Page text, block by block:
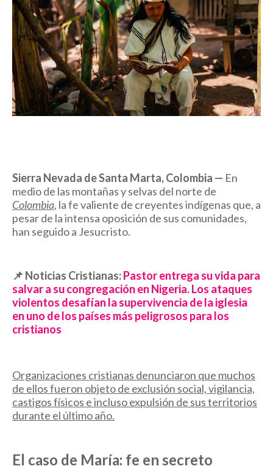
Sierra Nevada de Santa Marta, Colombia — En
medio de las montañas y selvas del norte de
Colombia, la fe valiente de creyentes indígenas que, a
pesar de la intensa oposición de sus comunidades,
han seguido a Jesucristo.
📌 Noticias Cristianas:Pastor entrega su vida para
salvar a su congregación en Nigeria. Los ataques
violentos desafían la supervivencia de la iglesia
en uno de los países más peligrosos para los
cristianos
Organizaciones cristianas denunciaron que muchos
de ellos fueron objeto de exclusión social, vigilancia,
castigos físicos e incluso expulsión de sus territorios
durante el último año.
El caso de María: fe en secreto